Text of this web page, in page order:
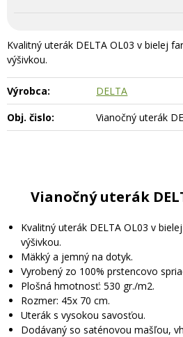
Kvalitný uterák DELTA OL03 v bielej
výšivkou.
Výrobca:
DELTA
Obj. čislo:
Vianočný uterák
Vianočný uterák
Kvalitný uterák DELTA OL03 v
výšivkou.
Mäkký a jemný na dotyk.
Vyrobený zo 100% prstencovo
Plošná hmotnosť: 530 gr./m2.
Rozmer: 45x 70 cm.
Uterák s vysokou savosťou.
Dodávaný so saténovou mašľou,